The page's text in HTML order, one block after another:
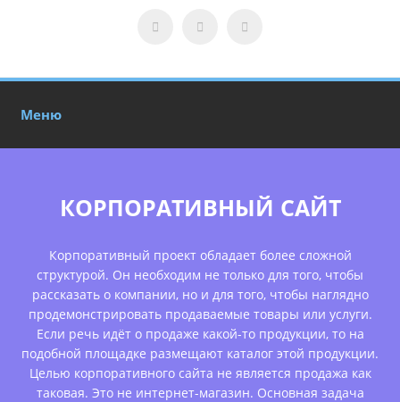
Меню
КОРПОРАТИВНЫЙ САЙТ
Корпоративный проект обладает более сложной
структурой. Он необходим не только для того, чтобы
рассказать о компании, но и для того, чтобы наглядно
продемонстрировать продаваемые товары или услуги.
Если речь идёт о продаже какой-то продукции, то на
подобной площадке размещают каталог этой продукции.
Целью корпоративного сайта не является продажа как
таковая. Это не интернет-магазин. Основная задача